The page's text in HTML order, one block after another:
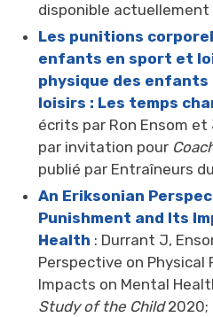
disponible actuellement
Les punitions
enfants en sport et
physique des
loisirs : Les temps
écrits par Ron Ensom
par invitation pour
publié par Entraîneurs
An Eriksonian
Punishment and Its
Health : Durrant J,
Perspective on Physical
Impacts on Mental
Study of the Child2020;